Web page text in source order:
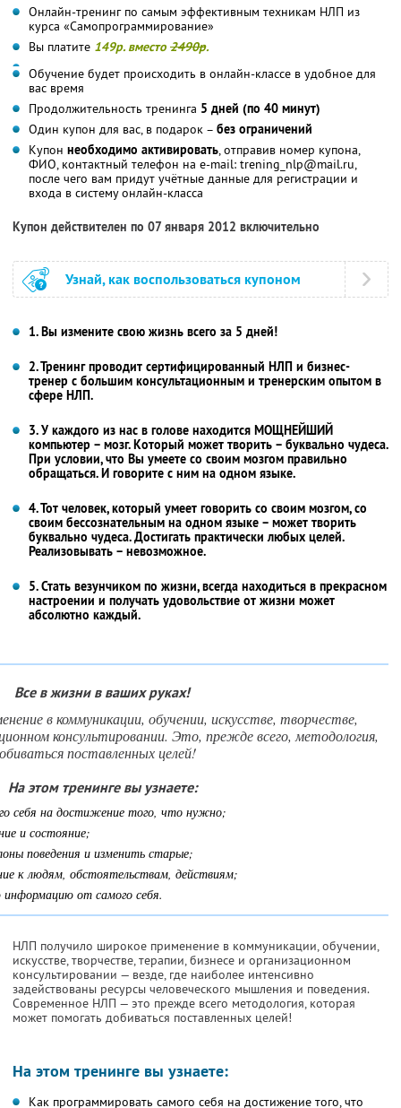
Онлайн-тренинг по самым эффективным техникам НЛП из
курса «Самопрограммирование»
Вы платите 149р. вместо 2490р.
Обучение будет происходить в онлайн-классе в удобное для
вас время
Продолжительность тренинга 5 дней (по 40 минут)
Один купон для вас, в подарок – без ограничений
Купон необходимо активировать, отправив номер купона,
ФИО, контактный телефон на e-mail: trening_nlp@mail.ru,
после чего вам придут учётные данные для регистрации и
входа в систему онлайн-класса
Купон действителен по 07 января 2012 включительно
Узнай, как воспользоваться купоном
1. Вы измените свою жизнь всего за 5 дней!
2. Тренинг проводит сертифицированный НЛП и бизнес-
тренер с большим консультационным и тренерским опытом в
сфере НЛП.
3. У каждого из нас в голове находится МОЩНЕЙШИЙ
компьютер – мозг. Который может творить – буквально чудеса.
При условии, что Вы умеете со своим мозгом правильно
обращаться. И говорите с ним на одном языке.
4. Тот человек, который умеет говорить со своим мозгом, со
своим бессознательным на одном языке – может творить
буквально чудеса. Достигать практически любых целей.
Реализовывать – невозможное.
5. Стать везунчиком по жизни, всегда находиться в прекрасном
настроении и получать удовольствие от жизни может
абсолютно каждый.
Все в жизни в ваших руках!
в коммуникации, обучении, искусстве, творчестве,
консультировании. Это, прежде всего, методология,
поставленных целей!
На этом тренинге вы узнаете:
себя на достижение того, что нужно;
и состояние;
поведения и изменить старые;
к людям, обстоятельствам, действиям;
от самого себя.
НЛП получило широкое применение в коммуникации, обучении,
искусстве, творчестве, терапии, бизнесе и организационном
консультировании — везде, где наиболее интенсивно
задействованы ресурсы человеческого мышления и поведения.
Современное НЛП — это прежде всего методология, которая
может помогать добиваться поставленных целей!
На этом тренинге вы узнаете:
Как программировать самого себя на достижение того, что